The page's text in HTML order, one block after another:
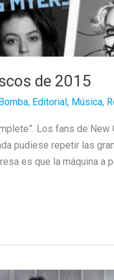
de 2015
, Editorial, Música,
Los fans de
pudiese repetir las
es que la máquina